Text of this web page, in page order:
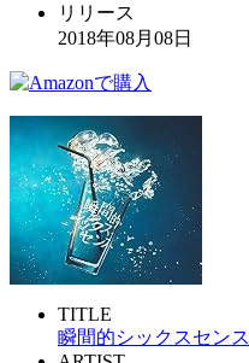
リリース
2018年08月08日
TITLE
瞬間的シックスセンス